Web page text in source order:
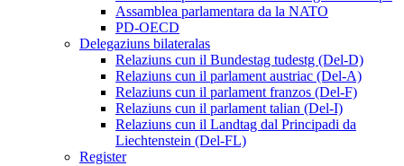
Assamblea parlamentara da la NATO
PD-OECD
Delegaziuns bilateralas
Relaziuns cun il Bundestag tudestg (Del-D)
Relaziuns cun il parlament austriac (Del-A)
Relaziuns cun il parlament franzos (Del-F)
Relaziuns cun il parlament talian (Del-I)
Relaziuns cun il Landtag dal Principadi da
Liechtenstein (Del-FL)
Register